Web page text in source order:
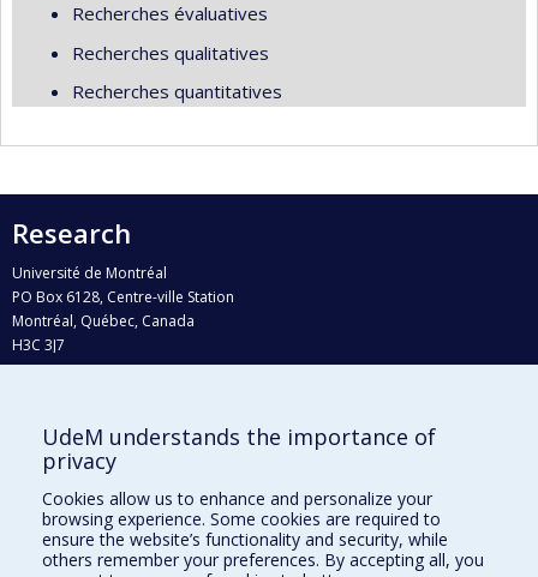
Recherches évaluatives
Recherches qualitatives
Recherches quantitatives
Research
Université de Montréal
PO Box 6128, Centre-ville Station
Montréal, Québec, Canada
H3C 3J7
Who does what?
Find us
Site map
Accessibility
UdeM understands the importance of
privacy
Cookies allow us to enhance and personalize your
browsing experience. Some cookies are required to
ensure the website’s functionality and security, while
others remember your preferences. By accepting all, you